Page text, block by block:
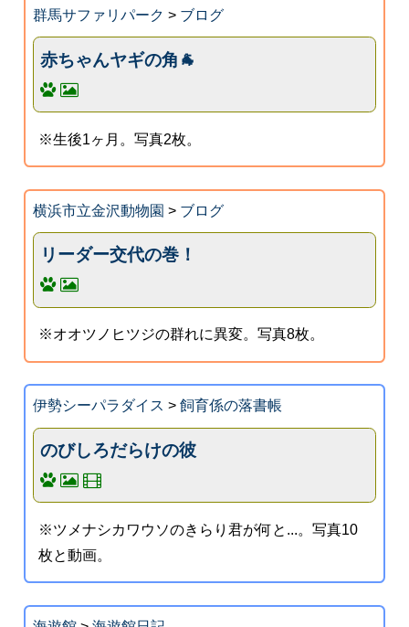
群馬サファリパーク > ブログ
赤ちゃんヤギの角🐐
※生後1ヶ月。写真2枚。
横浜市立金沢動物園 > ブログ
リーダー交代の巻！
※オオツノヒツジの群れに異変。写真8枚。
伊勢シーパラダイス > 飼育係の落書帳
のびしろだらけの彼
※ツメナシカワウソのきらり君が何と...。写真10
枚と動画。